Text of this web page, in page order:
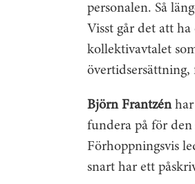
personalen. Så
Visst går det att
kollektiv­avtalet
övertidsersättning,
Björn Frantzénhar
fundera på för den
Förhoppningsvis
snart har ett